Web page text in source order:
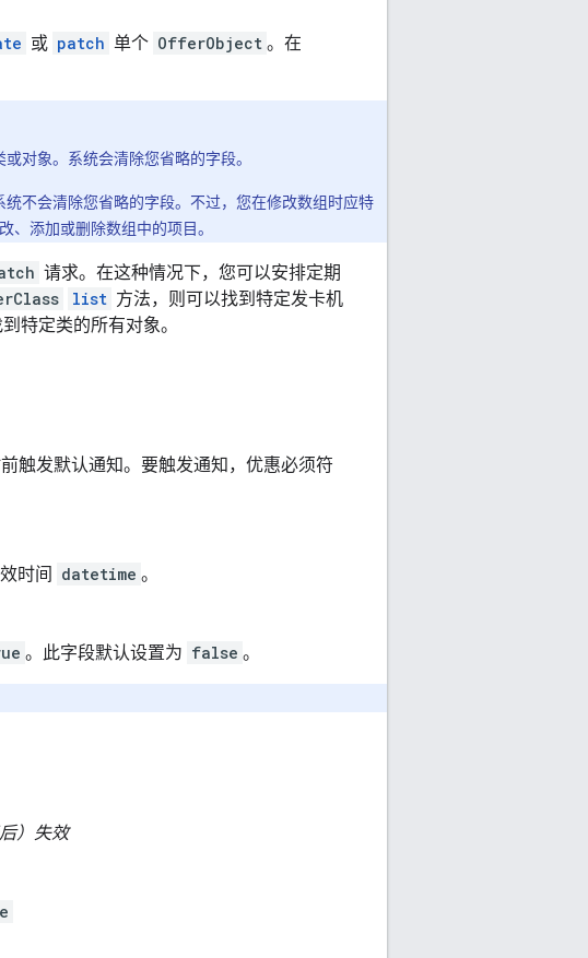
或 patch 单个 OfferObject 。在
对象。系统会清除您省略的字段。
统不会清除您省略的字段。不过，您在修改数组时应特
、添加或删除数组中的项目。
请求。在这种情况下，您可以安排定期
list 方法，则可以找到特定发卡机
特定类的所有对象。
触发默认通知。要触发通知，优惠必须符
时间 datetime 。
。此字段默认设置为 false 。
）失效